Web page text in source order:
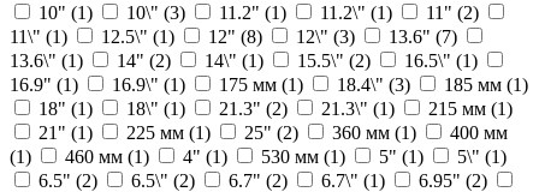
10" (1) 10\" (3) 11.2" (1) 11.2\" (1) 11" (2)
11\" (1) 12.5\" (1) 12" (8) 12\" (3) 13.6" (7)
13.6\" (1) 14" (2) 14\" (1) 15.5\" (2) 16.5\" (1)
16.9" (1) 16.9\" (1) 175 мм (1) 18.4\" (3) 185 мм (1)
18" (1) 18\" (1) 21.3" (2) 21.3\" (1) 215 мм (1)
21" (1) 225 мм (1) 25" (2) 360 мм (1)
400 мм
(1)
460 мм (1) 4" (1) 530 мм (1) 5" (1) 5\" (1)
6.5" (2) 6.5\" (2) 6.7" (2) 6.7\" (1) 6.95" (2)